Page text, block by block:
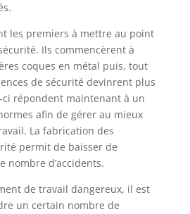
les premiers à mettre au point
Ils commencèrent à
coques en métal puis, tout
de sécurité devinrent plus
ci répondent maintenant à un
afin de gérer au mieux
La fabrication des
permit de baisser de
nombre d’accidents.
de travail dangereux, il est
un certain nombre de